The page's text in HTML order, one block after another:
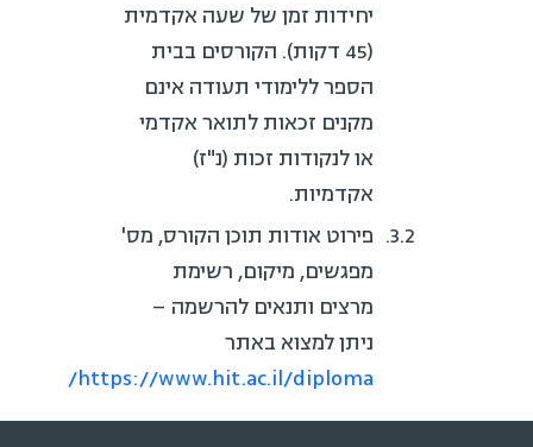
יחידות זמן של שעה אקדמית
(45 דקות). הקורסים בבית
הספר ללימודי תעודה אינם
מקנים זכאות לתואר אקדמי
או לנקודות זכות (נ"ז)
אקדמיות.
פירוט אודות תוכן הקורס, מס'
מפגשים, מיקום, רשימת
מרצים ותנאים להרשמה –
ניתן למצוא באתר
https://www.hit.ac.il/diploma/